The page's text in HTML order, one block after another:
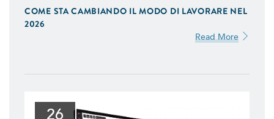
COME STA CAMBIANDO IL MODO DI LAVORARE NEL
2026
Read More